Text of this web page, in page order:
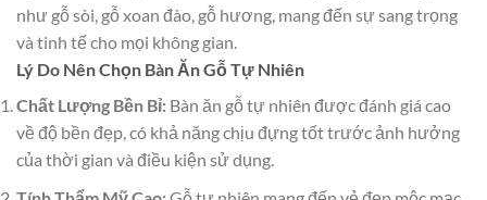
như gỗ sòi, gỗ xoan đào, gỗ hương, mang đến sự sang trọng
và tinh tế cho mọi không gian.
Lý Do Nên Chọn Bàn Ăn Gỗ Tự Nhiên
Chất Lượng Bền Bỉ: Bàn ăn gỗ tự nhiên được đánh giá cao
về độ bền đẹp, có khả năng chịu đựng tốt trước ảnh hưởng
của thời gian và điều kiện sử dụng.